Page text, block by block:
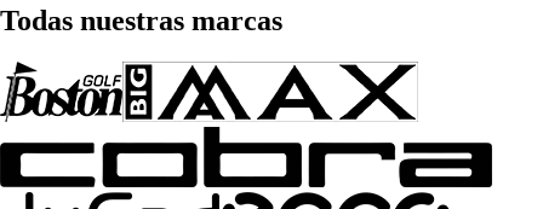
Todas nuestras marcas